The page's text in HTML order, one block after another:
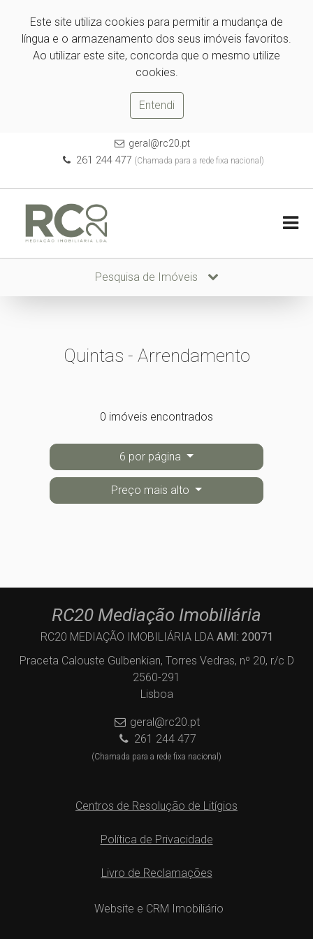
Este site utiliza cookies para permitir a mudança de
língua e o armazenamento dos seus imóveis favoritos.
Ao utilizar este site, concorda que o mesmo utilize
cookies.
Entendi
geral@rc20.pt
261 244 477 (Chamada para a rede fixa nacional)
Pesquisa de Imóveis
Quintas - Arrendamento
0 imóveis encontrados
6 por página
Preço mais alto
RC20 Mediação Imobiliária
RC20 MEDIAÇÃO IMOBILIÁRIA LDA AMI: 20071
Praceta Calouste Gulbenkian, Torres Vedras, nº 20, r/c D
2560-291
Lisboa
geral@rc20.pt
261 244 477
(Chamada para a rede fixa nacional)
Centros de Resolução de Litígios
Política de Privacidade
Livro de Reclamações
Website e CRM Imobiliário